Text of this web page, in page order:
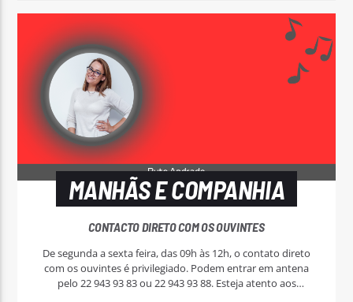
MANHÃS E COMPANHIA
CONTACTO DIRETO COM OS OUVINTES
De segunda a sexta feira, das 09h às 12h, o contato direto
com os ouvintes é privilegiado. Podem entrar em antena
pelo 22 943 93 83 ou 22 943 93 88. Esteja atento aos